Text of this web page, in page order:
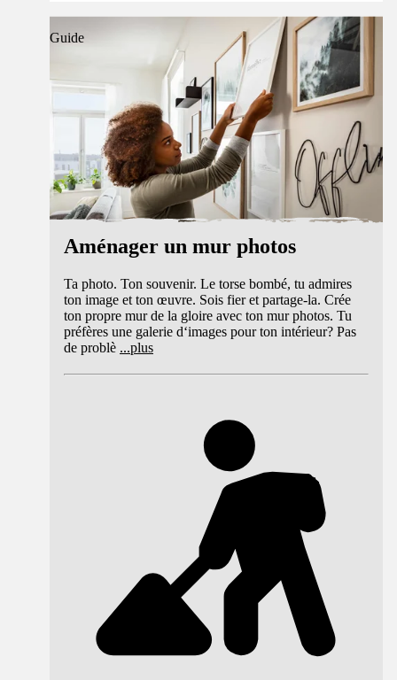
Guide
Aménager un mur photos
Ta photo. Ton souvenir. Le torse bombé, tu admires
ton image et ton œuvre. Sois fier et partage-la. Crée
ton propre mur de la gloire avec ton mur photos. Tu
préfères une galerie d‘images pour ton intérieur? Pas
de problè ...plus